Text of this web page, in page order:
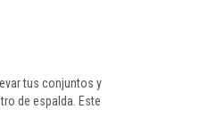
tus conjuntos y
de espalda. Este